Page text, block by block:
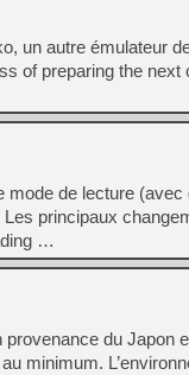
un autre émulateur
of preparing the
de lecture
principaux
…
du Japon
minimum.